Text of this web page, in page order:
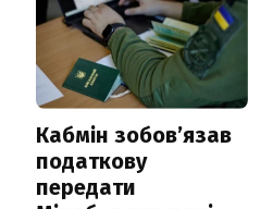
Кабмін зобовʼязав
податкову
передати